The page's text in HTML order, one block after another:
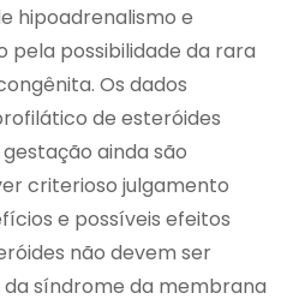
hipoadrenalismo e
pela possibilidade da rara
Os dados
de esteróides
ainda são
criterioso julgamento
e possíveis efeitos
não devem ser
síndrome da membrana